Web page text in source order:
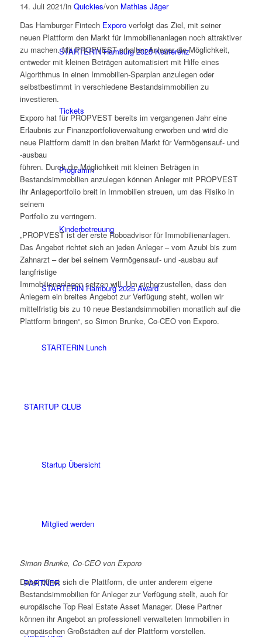
STARTERiN Hamburg 2025 Konferenz
Tickets
Programm
Kinderbetreuung
STARTERiN Hamburg 2025 Award
STARTERiN Lunch
STARTUP CLUB
Startup Übersicht
Mitglied werden
PARTNER
14. Juli 2021/in Quickies/von Mathias Jäger
Das Hamburger Fintech Exporoverfolgt das Ziel, mit seiner
neuen Plattform den Markt für Immobilienanlagen noch attraktiver
zu machen. Mit PROPVEST erhalten Anleger die Möglichkeit,
entweder mit kleinen Beträgen automatisiert mit Hilfe eines
Algorithmus in einen Immobilien-Sparplan anzulegen oder
selbstbestimmt in verschiedene Bestandsimmobilien zu
investieren.
Exporo hat für PROPVEST bereits im vergangenen Jahr eine
Erlaubnis zur Finanzportfolioverwaltung erworben und wird die
neue Plattform damit in den breiten Markt für Vermögensauf- und
-ausbau
führen. Durch die Möglichkeit mit kleinen Beträgen in
Bestandsimmobilien anzulegen können Anleger mit PROPVEST
ihr Anlageportfolio breit in Immobilien streuen, um das Risiko in
seinem
Portfolio zu verringern.
„PROPVEST ist der erste Roboadvisor für Immobilienanlagen.
Das Angebot richtet sich an jeden Anleger – vom Azubi bis zum
Zahnarzt – der bei seinem Vermögensauf- und -ausbau auf
langfristige
Immobilienanlagen setzen will. Um sicherzustellen, dass den
Anlegern ein breites Angebot zur Verfügung steht, wollen wir
mittelfristig bis zu 10 neue Bestandsimmobilien monatlich auf die
Plattform bringen“, so Simon Brunke, Co-CEO von Exporo.
Simon Brunke, Co-CEO von Exporo
Dabei öffnet sich die Plattform, die unter anderem eigene
Bestandsimmobilien für Anleger zur Verfügung stellt, auch für
europäische Top Real Estate Asset Manager. Diese Partner
können ihr Angebot an professionell verwalteten Immobilien in
europäischen Großstädten auf der Plattform vorstellen.